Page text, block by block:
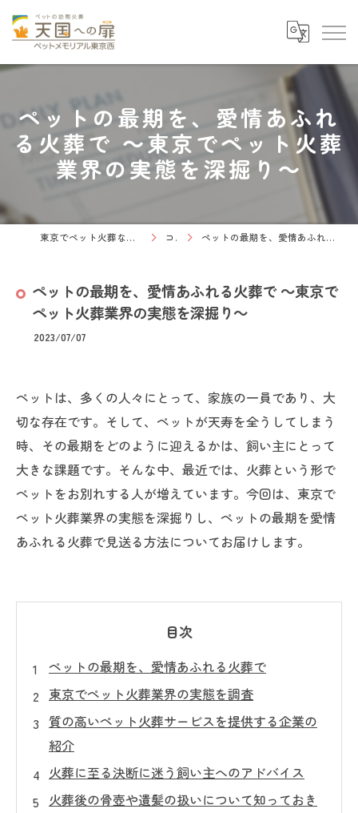
ペットの最期を、愛情あふれ
る火葬で ～東京でペット火葬
業界の実態を深掘り～
東京でペット火葬なら天国への扉 ペットメモリアル東京西 コラム ペットの最期を、愛情あふれる火葬で ～東京でペット火葬業界の実態を深掘り～
ペットの最期を、愛情あふれる火葬で ～東京で
ペット火葬業界の実態を深掘り～
2023/07/07
ペットは、多くの人々にとって、家族の一員であり、大
切な存在です。そして、ペットが天寿を全うしてしまう
時、その最期をどのように迎えるかは、飼い主にとって
大きな課題です。そんな中、最近では、火葬という形で
ペットをお別れする人が増えています。今回は、東京で
ペット火葬業界の実態を深掘りし、ペットの最期を愛情
あふれる火葬で見送る方法についてお届けします。
目次
ペットの最期を、愛情あふれる火葬で
東京でペット火葬業界の実態を調査
質の高いペット火葬サービスを提供する企業の
紹介
火葬に至る決断に迷う飼い主へのアドバイス
火葬後の骨壺や遺髪の扱いについて知っておき